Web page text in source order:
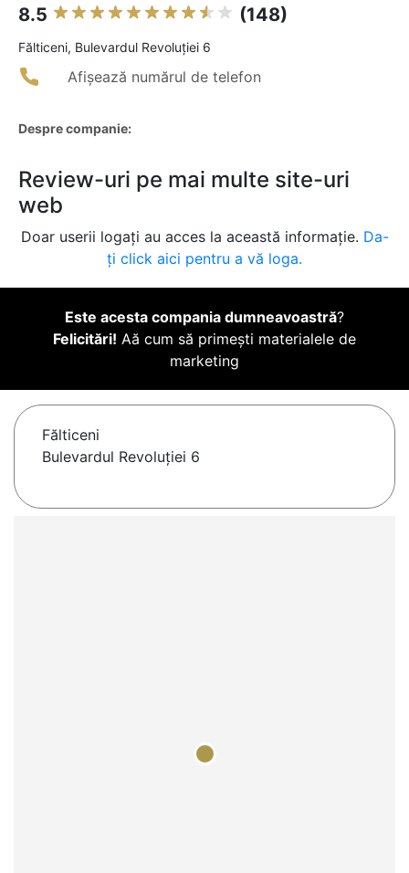
8.5 (148)
Fălticeni, Bulevardul Revoluției 6
Afișează numărul de telefon
Despre companie:
Review-uri pe mai multe site-uri
web
Doar userii logați au acces la această informație. Da-
ți click aici pentru a vă loga.
Este acesta compania dumneavoastră?
Felicitări! Aă cum să primești materialele de
marketing
Fălticeni
Bulevardul Revoluției 6